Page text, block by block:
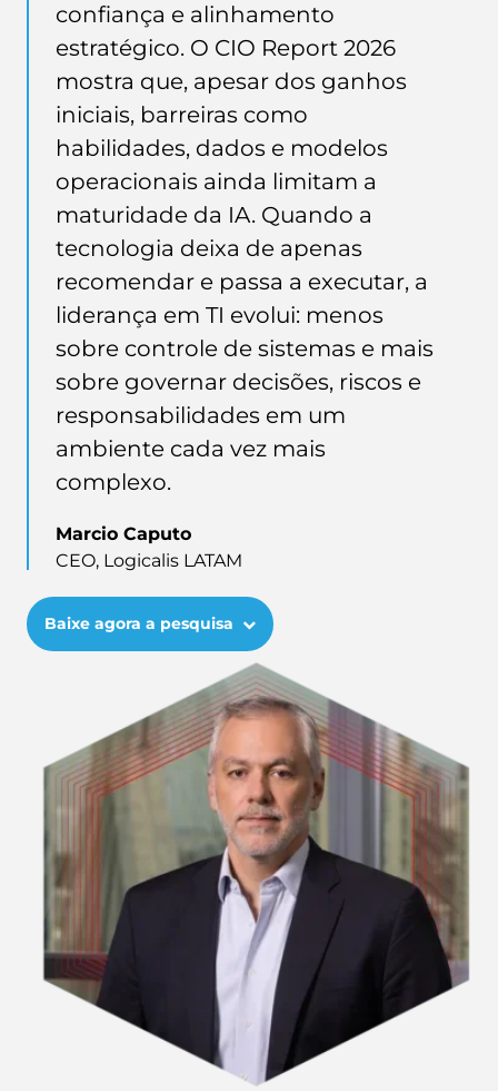
confiança e alinhamento
estratégico. O CIO Report 2026
mostra que, apesar dos ganhos
iniciais, barreiras como
habilidades, dados e modelos
operacionais ainda limitam a
maturidade da IA. Quando a
tecnologia deixa de apenas
recomendar e passa a executar, a
liderança em TI evolui: menos
sobre controle de sistemas e mais
sobre governar decisões, riscos e
responsabilidades em um
ambiente cada vez mais
complexo.
Marcio Caputo
CEO, Logicalis LATAM
Baixe agora a pesquisa